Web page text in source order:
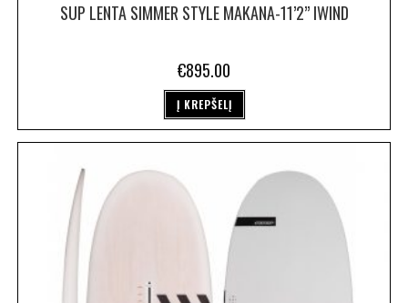
SUP LENTA SIMMER STYLE MAKANA-11’2” IWIND
€895.00
Į KREPŠELĮ